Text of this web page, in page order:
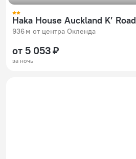
Haka House Auckland K’ Road
936 м от центра Окленда
от 5 053 ₽
за ночь